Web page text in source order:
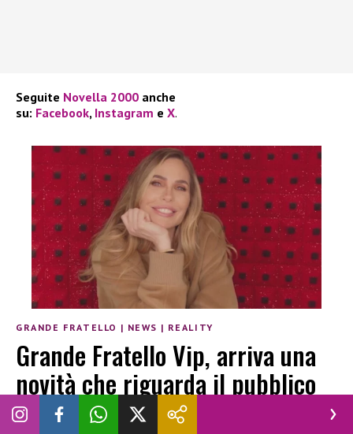
Seguite Novella 2000 anche
su: Facebook, Instagram e X.
GRANDE FRATELLO | NEWS | REALITY
Grande Fratello Vip, arriva una
novità che riguarda il pubblico
VINCENZO CHIANESE 10 MARZO 2026